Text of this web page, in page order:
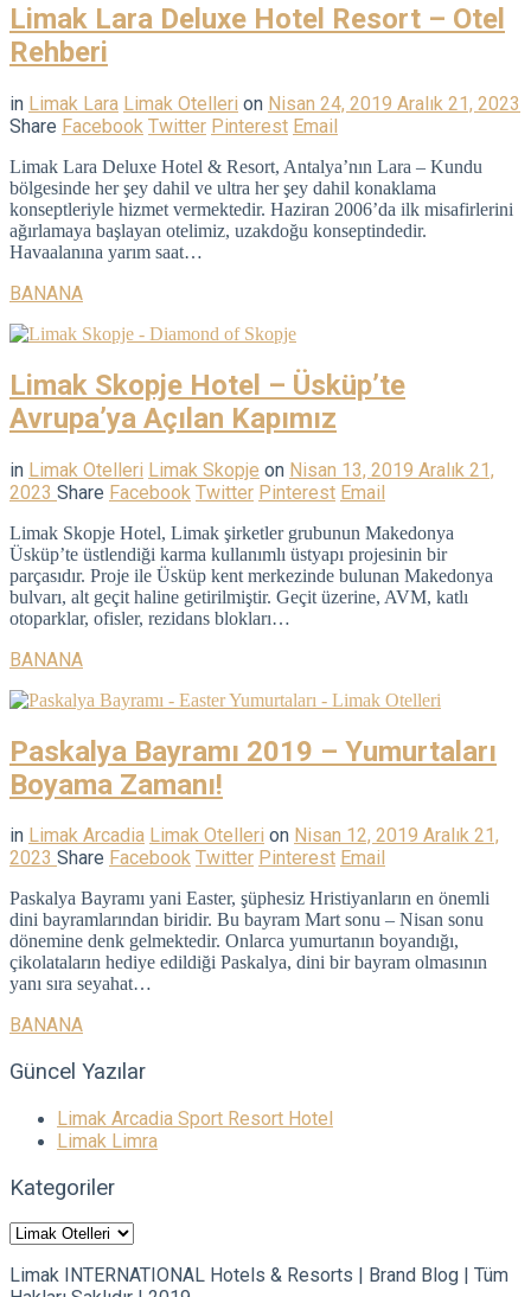
Limak Lara Deluxe Hotel Resort – Otel
Rehberi
in Limak Lara Limak Otelleri on Nisan 24, 2019 Aralık 21, 2023
Share Facebook Twitter Pinterest Email
Limak Lara Deluxe Hotel & Resort, Antalya’nın Lara – Kundu
bölgesinde her şey dahil ve ultra her şey dahil konaklama
konseptleriyle hizmet vermektedir. Haziran 2006’da ilk misafirlerini
ağırlamaya başlayan otelimiz, uzakdoğu konseptindedir.
Havaalanına yarım saat…
BANANA
Limak Skopje Hotel – Üsküp’te
Avrupa’ya Açılan Kapımız
in Limak Otelleri Limak Skopje on Nisan 13, 2019 Aralık 21,
2023 Share Facebook Twitter Pinterest Email
Limak Skopje Hotel, Limak şirketler grubunun Makedonya
Üsküp’te üstlendiği karma kullanımlı üstyapı projesinin bir
parçasıdır. Proje ile Üsküp kent merkezinde bulunan Makedonya
bulvarı, alt geçit haline getirilmiştir. Geçit üzerine, AVM, katlı
otoparklar, ofisler, rezidans blokları…
BANANA
Paskalya Bayramı 2019 – Yumurtaları
Boyama Zamanı!
in Limak Arcadia Limak Otelleri on Nisan 12, 2019 Aralık 21,
2023 Share Facebook Twitter Pinterest Email
Paskalya Bayramı yani Easter, şüphesiz Hristiyanların en önemli
dini bayramlarından biridir. Bu bayram Mart sonu – Nisan sonu
dönemine denk gelmektedir. Onlarca yumurtanın boyandığı,
çikolataların hediye edildiği Paskalya, dini bir bayram olmasının
yanı sıra seyahat…
BANANA
Güncel Yazılar
Limak Arcadia Sport Resort Hotel
Limak Limra
Kategoriler
Kategoriler
Limak INTERNATIONAL Hotels & Resorts | Brand Blog | Tüm